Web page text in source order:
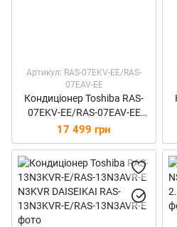
Артикул: RAS-07EKV-EE/RAS-
07EAV-EE
Кондиціонер Toshiba RAS-
07EKV-EE/RAS-07EAV-EE
EKV
17 499 грн